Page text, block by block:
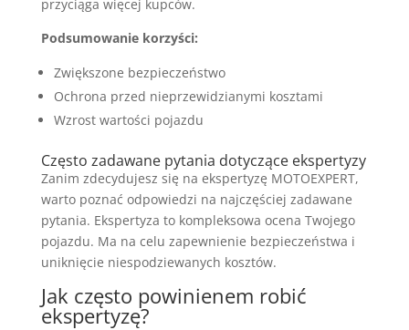
przyciąga więcej kupców.
Podsumowanie korzyści:
Zwiększone bezpieczeństwo
Ochrona przed nieprzewidzianymi kosztami
Wzrost wartości pojazdu
Często zadawane pytania dotyczące ekspertyzy
Zanim zdecydujesz się na ekspertyzę MOTOEXPERT,
warto poznać odpowiedzi na najczęściej zadawane
pytania. Ekspertyza to kompleksowa ocena Twojego
pojazdu. Ma na celu zapewnienie bezpieczeństwa i
uniknięcie niespodziewanych kosztów.
Jak często powinienem robić
ekspertyzę?